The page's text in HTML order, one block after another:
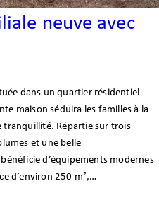
neuve avec
dans un quartier résidentiel
maison séduira les familles à la
tranquillité. Répartie sur trois
et une belle
d’équipements modernes
d’environ 250 m²,…